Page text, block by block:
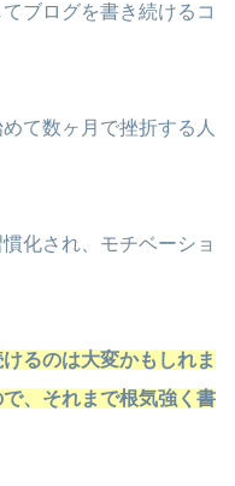
ブログを書き続けるコ
て数ヶ月で挫折する人
化され、モチベーショ
るのは大変かもしれま
、それまで根気強く書